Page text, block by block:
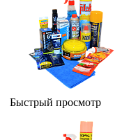
Быстрый просмотр